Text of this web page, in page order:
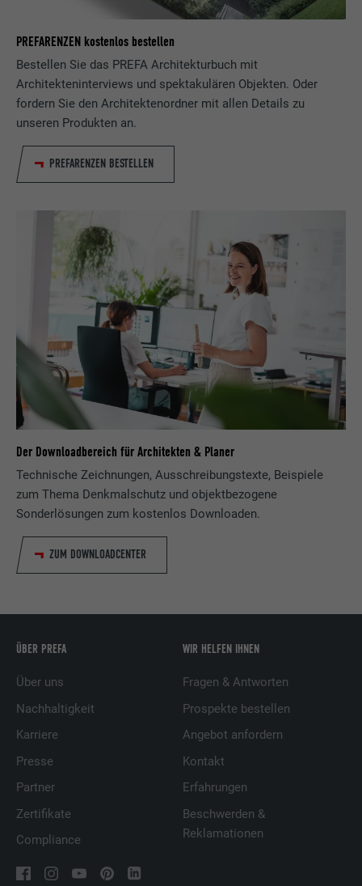
PREFARENZEN kostenlos bestellen
Bestellen Sie das PREFA Architekturbuch mit
Architekteninterviews und spektakulären Objekten. Oder
fordern Sie den Architektenordner mit allen Details zu
unseren Produkten an.
PREFARENZEN BESTELLEN
Der Downloadbereich für Architekten & Planer
Technische Zeichnungen, Ausschreibungstexte, Beispiele
zum Thema Denkmalschutz und objektbezogene
Sonderlösungen zum kostenlos Downloaden.
ZUM DOWNLOADCENTER
ÜBER PREFA
Über uns
Nachhaltigkeit
Karriere
Presse
Partner
Zertifikate
Compliance
WIR HELFEN IHNEN
Fragen & Antworten
Prospekte bestellen
Angebot anfordern
Kontakt
Erfahrungen
Beschwerden &
Reklamationen